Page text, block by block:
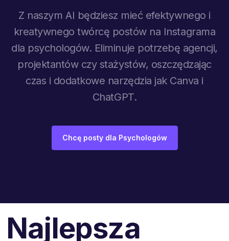
Z naszym AI będziesz mieć efektywnego i
kreatywnego twórcę postów na Instagrama
dla psychologów. Eliminuje potrzebę agencji,
projektantów czy stażystów, oszczędzając
czas i dodatkowe narzędzia jak Canva i
ChatGPT.
Chcę posty dla Psychologów
Najlepsza